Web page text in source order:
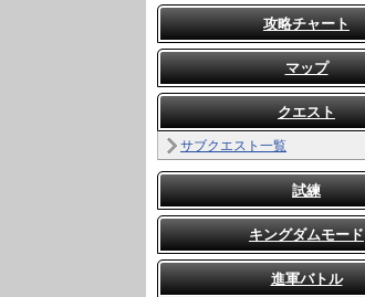
攻略チャート
マップ
クエスト
サブクエスト一覧
試練
キングダムモード
進軍バトル